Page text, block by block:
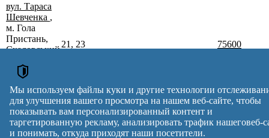
Почтовые индексы Украины. Обновлено : 27-07-2026.
вул. Тараса
Шевченка ,
м. Гола
Пристань,
Скадовський
Херсонська
обл.
21, 23 75600
Вулиця № будинків
Індекс
reklama
Мы используем файлы куки и другие технологии
для улучшения вашего просмотра на нашем веб-сайте, чтобы
показывать вам персонализированный контент и
таргетированную рекламу, анализировать трафик нашеговеб-
и понимать, откуда приходят наши посетители.